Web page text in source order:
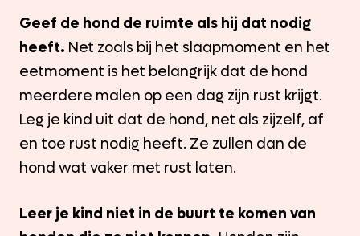
Geef de hond de ruimte als hij dat nodig
heeft. Net zoals bij het slaapmoment en het
eetmoment is het belangrijk dat de hond
meerdere malen op een dag zijn rust krijgt.
Leg je kind uit dat de hond, net als zijzelf, af
en toe rust nodig heeft. Ze zullen dan de
hond wat vaker met rust laten.
Leer je kind niet in de buurt te komen van